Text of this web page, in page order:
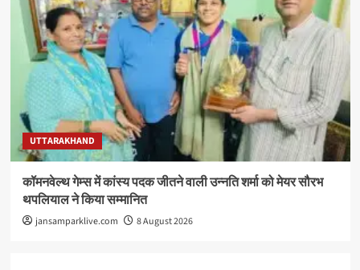
UTTARAKHAND
कॉमनवेल्थ गेम्स में कांस्य पदक जीतने वाली उन्नति शर्मा को मेयर सौरभ
थपलियाल ने किया सम्मानित
jansamparklive.com 8 August 2026